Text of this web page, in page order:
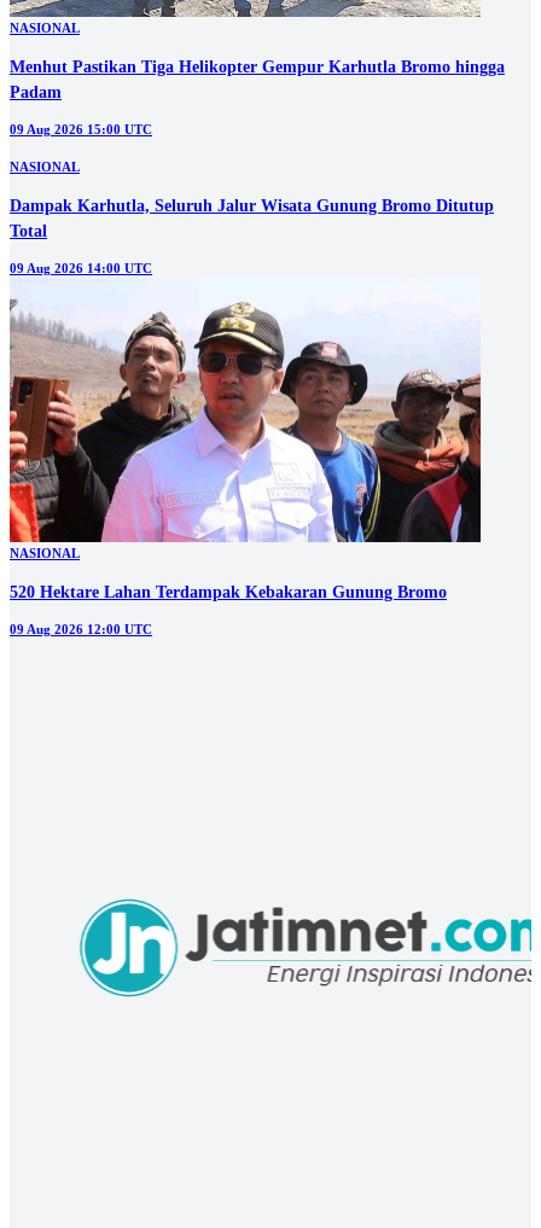
NASIONAL
Menhut Pastikan Tiga Helikopter Gempur Karhutla Bromo hingga
Padam
09 Aug 2026 15:00 UTC
NASIONAL
Dampak Karhutla, Seluruh Jalur Wisata Gunung Bromo Ditutup
Total
09 Aug 2026 14:00 UTC
NASIONAL
520 Hektare Lahan Terdampak Kebakaran Gunung Bromo
09 Aug 2026 12:00 UTC